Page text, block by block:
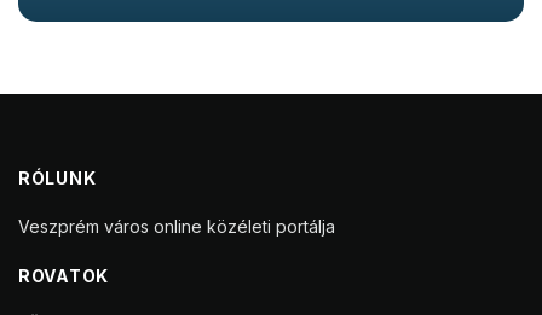
RÓLUNK
Veszprém város online közéleti portálja
ROVATOK